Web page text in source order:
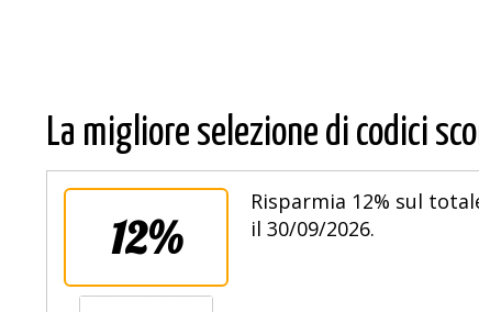
La migliore selezione di codici
12%
Risparmia 12% sul
il 30/09/2026.